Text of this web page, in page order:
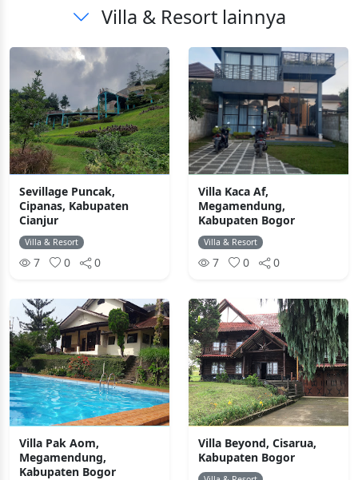
Villa & Resort lainnya
Sevillage Puncak,
Cipanas, Kabupaten
Cianjur
Villa & Resort
7 0 0
Villa Kaca Af,
Megamendung,
Kabupaten Bogor
Villa & Resort
7 0 0
Villa Pak Aom,
Megamendung,
Kabupaten Bogor
Villa Beyond, Cisarua,
Kabupaten Bogor